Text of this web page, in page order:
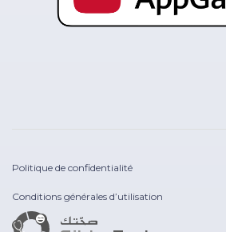
Politique de confidentialité
Conditions générales d’utilisation